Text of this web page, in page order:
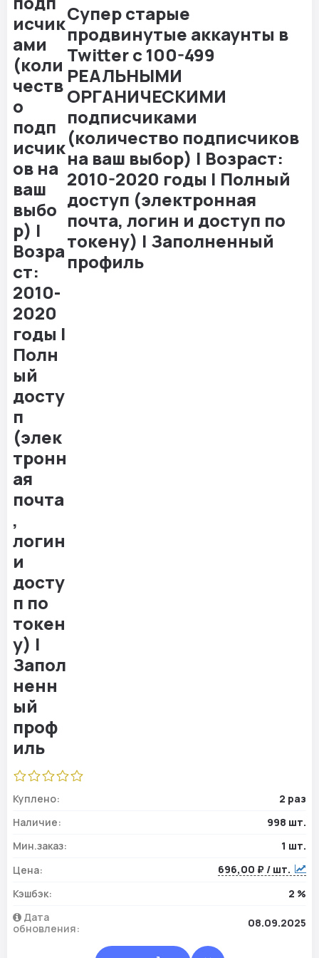
Супер старые
продвинутые аккаунты в
Twitter с 100-499
РЕАЛЬНЫМИ
ОРГАНИЧЕСКИМИ
подписчиками
(количество подписчиков
на ваш выбор) | Возраст:
2010-2020 годы | Полный
доступ (электронная
почта, логин и доступ по
токену) | Заполненный
профиль
Куплено:
2 раз
Наличие:
998 шт.
Мин.заказ:
1 шт.
Цена:
696,00 ₽ / шт.
Кэшбэк:
2 %
Дата
обновления:
08.09.2025